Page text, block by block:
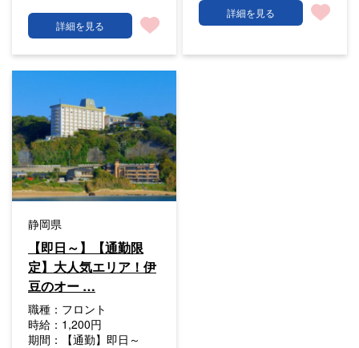
詳細を見る
詳細を見る
静岡県
【即日～】【通勤限
定】大人気エリア！伊
豆のオー …
職種： フロント
時給： 1,200円
期間：
【通勤】即日～